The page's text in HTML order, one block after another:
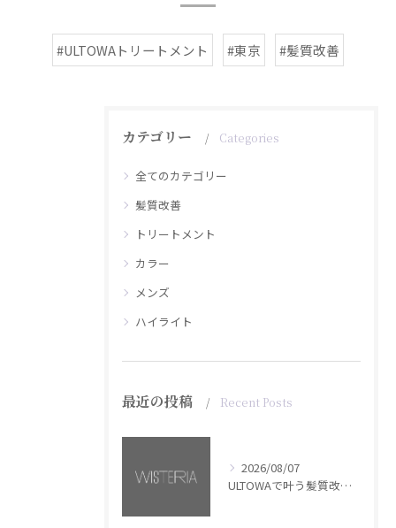
#ULTOWAトリートメント #東京 #髪質改善
カテゴリー Categories
全てのカテゴリー
髪質改善
トリートメント
カラー
メンズ
ハイライト
最近の投稿 Recent Posts
2026/08/07
ULTOWAで叶う髪質改善美髪カラー【銀座・美容室WISTERIA】